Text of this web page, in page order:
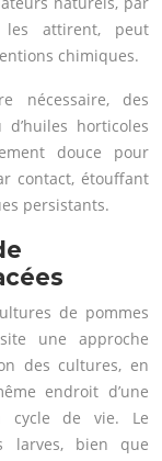
attirent, peut
chimiques.
nécessaire, des
horticoles
douce pour
contact, étouffant
persistants.
de pommes
une approche
des cultures, en
endroit d’une
cycle de vie. Le
larves, bien que